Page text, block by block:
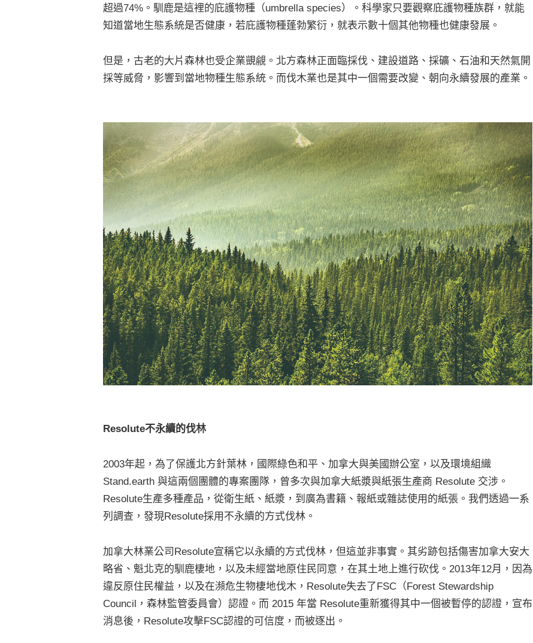
超過74%。馴鹿是這裡的庇護物種（umbrella species）。科學家只要觀察庇護物種族群，就能
知道當地生態系統是否健康，若庇護物種蓬勃繁衍，就表示數十個其他物種也健康發展。
但是，古老的大片森林也受企業覬覦。北方森林正面臨採伐、建設道路、採礦、石油和天然氣開
採等威脅，影響到當地物種生態系統。而伐木業也是其中一個需要改變、朝向永續發展的產業。
Resolute不永續的伐林
2003年起，為了保護北方針葉林，國際綠色和平、加拿大與美國辦公室，以及環境組織
Stand.earth 與這兩個團體的專案團隊，曾多次與加拿大紙漿與紙張生產商 Resolute 交涉。
Resolute生產多種產品，從衛生紙、紙漿，到廣為書籍、報紙或雜誌使用的紙張。我們透過一系
列調查，發現Resolute採用不永續的方式伐林。
加拿大林業公司Resolute宣稱它以永續的方式伐林，但這並非事實。其劣跡包括傷害加拿大安大
略省、魁北克的馴鹿棲地，以及未經當地原住民同意，在其土地上進行砍伐。2013年12月，因為
違反原住民權益，以及在瀕危生物棲地伐木，Resolute失去了FSC（Forest Stewardship
Council，森林監管委員會）認證。而 2015 年當 Resolute重新獲得其中一個被暫停的認證，宣布
消息後，Resolute攻擊FSC認證的可信度，而被逐出。